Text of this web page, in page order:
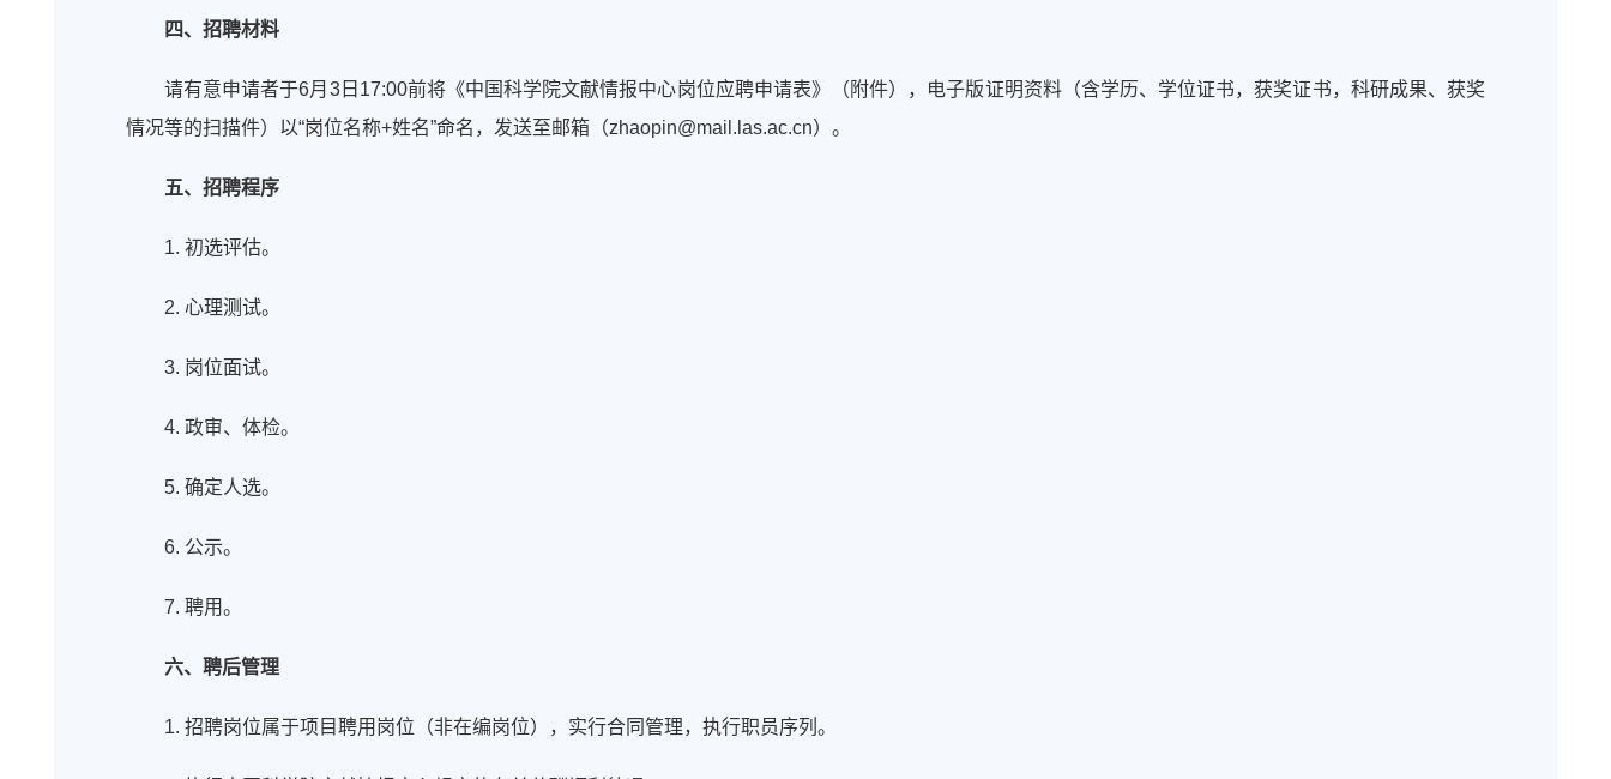
四、招聘材料
请有意申请者于6月3日17:00前将《中国科学院文献情报中心岗位应聘申请表》（附件），电子版证明资料（含学历、学位证书，获奖证书，科研成果、获奖
情况等的扫描件）以“岗位名称+姓名”命名，发送至邮箱（zhaopin@mail.las.ac.cn）。
五、招聘程序
1. 初选评估。
2. 心理测试。
3. 岗位面试。
4. 政审、体检。
5. 确定人选。
6. 公示。
7. 聘用。
六、聘后管理
1. 招聘岗位属于项目聘用岗位（非在编岗位），实行合同管理，执行职员序列。